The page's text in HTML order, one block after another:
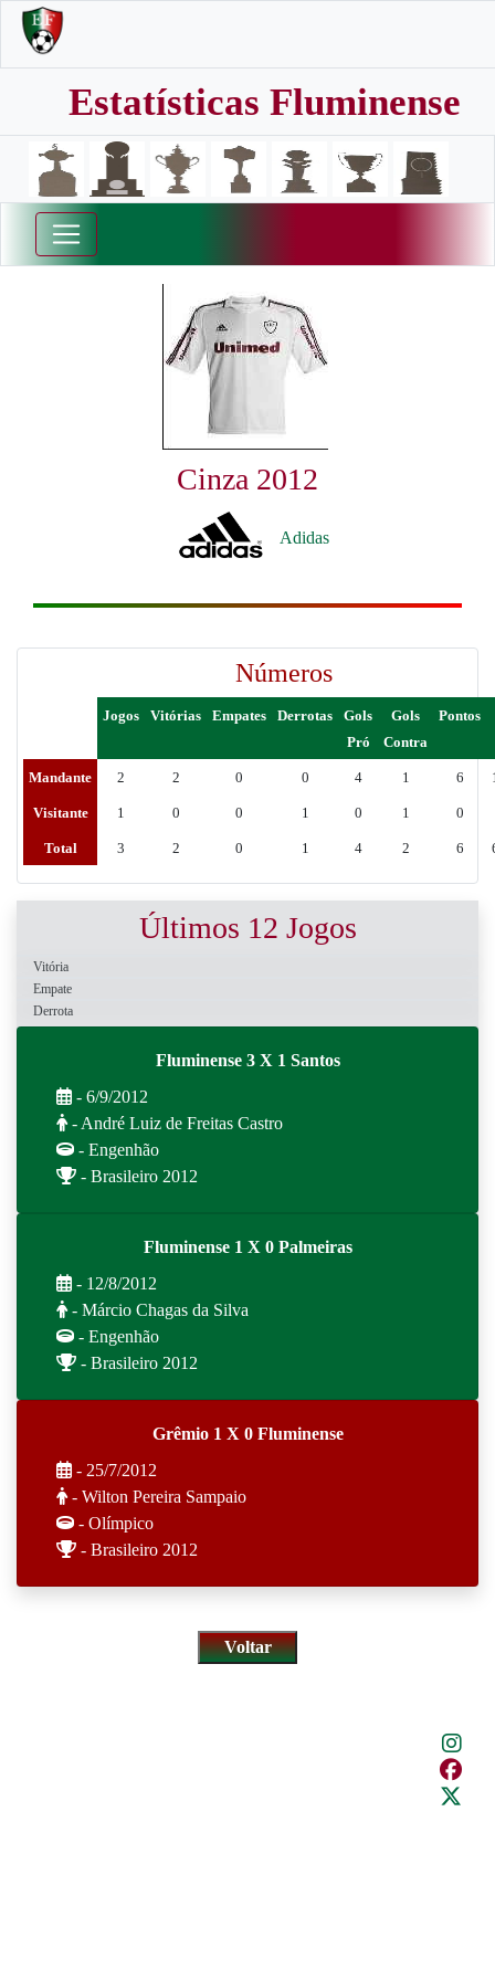
Estatísticas Fluminense
Cinza 2012
Adidas
Números
Jogos Vitórias Empates Derrotas
Gols
Pró
Gols
Contra
Pontos
Mandante 2 2 0 0 4 1 6
Visitante 1 0 0 1 0 1 0
Total 3 2 0 1 4 2 6
Últimos 12 Jogos
Vitória
Empate
Derrota
Fluminense 3 X 1 Santos
- 6/9/2012
- André Luiz de Freitas Castro
- Engenhão
- Brasileiro 2012
Fluminense 1 X 0 Palmeiras
- 12/8/2012
- Márcio Chagas da Silva
- Engenhão
- Brasileiro 2012
Grêmio 1 X 0 Fluminense
- 25/7/2012
- Wilton Pereira Sampaio
- Olímpico
- Brasileiro 2012